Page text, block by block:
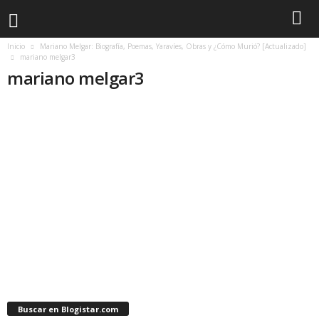
Inicio
Mariano Melgar: Biografía, Poemas, Yaravíes, Obras y ¿Cómo Murió? [Actualizado]
mariano melgar3
mariano melgar3
Buscar en Blogistar.com